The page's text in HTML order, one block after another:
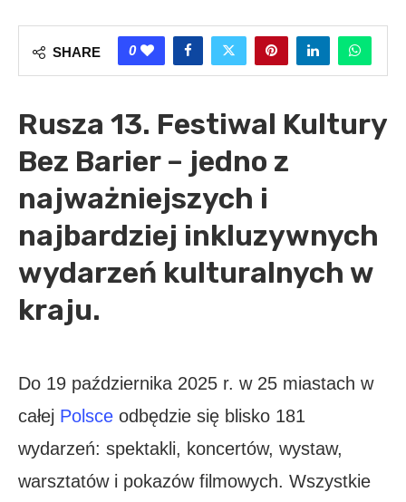
SHARE 0
Rusza 13. Festiwal Kultury
Bez Barier – jedno z
najważniejszych i
najbardziej inkluzywnych
wydarzeń kulturalnych w
kraju.
Do 19 października 2025 r. w 25 miastach w
całej Polsce odbędzie się blisko 181
wydarzeń: spektakli, koncertów, wystaw,
warsztatów i pokazów filmowych. Wszystkie